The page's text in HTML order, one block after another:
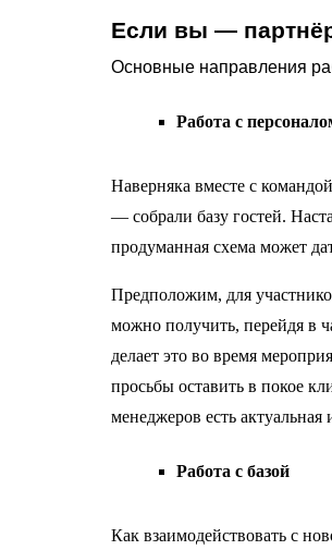
Если вы —
Основные направления
Работа с
Наверняка вместе с
— собрали базу гостей.
продуманная схема может
Предположим, для
можно получить, перейдя в
делает это во время
просьбы оставить в покое
менеджеров есть
Работа с базой
Как взаимодействовать с